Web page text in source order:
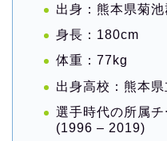
出身：熊本県菊
身長：180cm
体重：77kg
出身高校：熊本
選手時代の所属
(1996 – 2019)